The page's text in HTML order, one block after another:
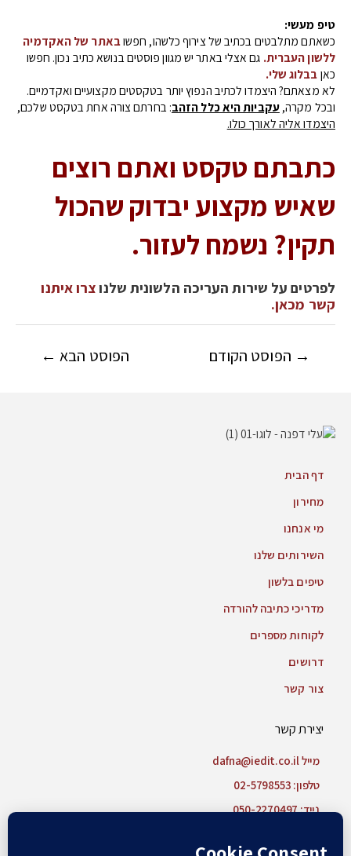
טיפ מעשי:
כשאתם מתלבטים בכתיב של צירוף כלשהו, חפשובאתר של האקדמיה
ללשון העברית. גם אצלי באתר יש מגוון פוסטים בנושא כתיב נכון. חפשו
כאן בבלוג שלי.
לא מצאתם? היצמדו לכתיב הנפוץ יותר בטקסטים מקצועיים ואקדמיים.
ובכל מקרה,עקביות היא כלל הזהב: בחרתם צורה אחת בטקסט שלכם,
היצמדו אליה לאורך כולו.
כתבתם טקסט ואתם רוצים
שאיש מקצוע יבדוק שהכול
תקין? נשמח לעזור.
לפרטים על שירות העריכה הלשונית שלנוצרו איתנו
קשר מכאן.
→ הפוסט הקודם הפוסט הבא ←
דף הבית
מחירון
מי אנחנו
השירותים שלנו
טיפים בלשון
מדריכי כתיבה להורדה
לקוחות מספרים
דרושים
צור קשר
יצירת קשר
מייל dafna@iedit.co.il
טלפון: 02-5798553
נייד: 050-2270497